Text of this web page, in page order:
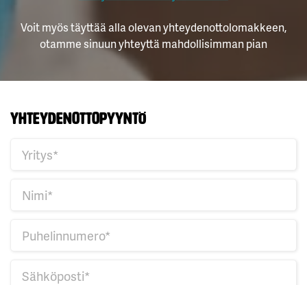
Voit myös täyttää alla olevan yhteydenottolomakkeen,
otamme sinuun yhteyttä mahdollisimman pian
Yhteydenottopyyntö